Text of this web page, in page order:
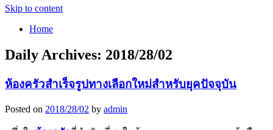
Skip to content
Home
Daily Archives: 2018/28/02
ห้องครัวสำเร็จรูปทางเลือกใหม่สำหรับยุคปัจจุบัน
Posted on 2018/28/02 by admin